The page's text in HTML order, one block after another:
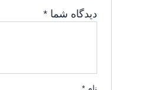
دیدگاه شما*